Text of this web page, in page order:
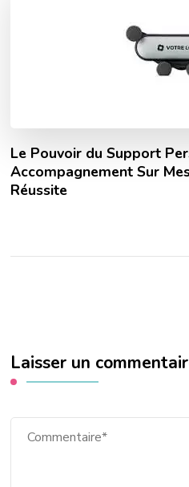
Le Pouvoir du Support
Accompagnement Sur
Réussite
Laisser un